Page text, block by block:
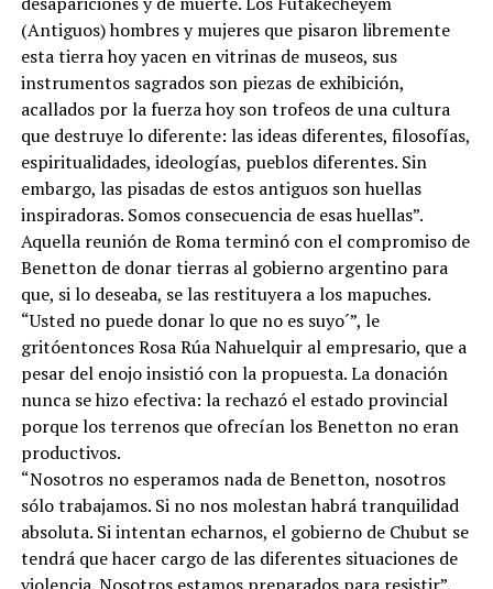
(Antiguos) hombres y mujeres que pisaron libremente
esta tierra hoy yacen en vitrinas de museos, sus
instrumentos sagrados son piezas de exhibición,
acallados por la fuerza hoy son trofeos de una cultura
que destruye lo diferente: las ideas diferentes, filosofías,
espiritualidades, ideologías, pueblos diferentes. Sin
embargo, las pisadas de estos antiguos son huellas
inspiradoras. Somos consecuencia de esas huellas”.
Aquella reunión de Roma terminó con el compromiso de
Benetton de donar tierras al gobierno argentino para
que, si lo deseaba, se las restituyera a los mapuches.
“Usted no puede donar lo que no es suyo´”, le
gritóentonces Rosa Rúa Nahuelquir al empresario, que a
pesar del enojo insistió con la propuesta. La donación
nunca se hizo efectiva: la rechazó el estado provincial
porque los terrenos que ofrecían los Benetton no eran
productivos.
“Nosotros no esperamos nada de Benetton, nosotros
sólo trabajamos. Si no nos molestan habrá tranquilidad
absoluta. Si intentan echarnos, el gobierno de Chubut se
tendrá que hacer cargo de las diferentes situaciones de